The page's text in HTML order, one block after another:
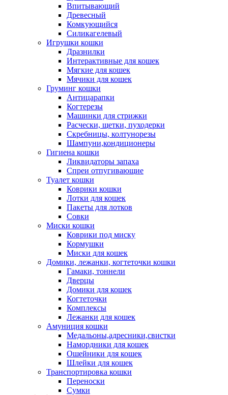
Впитывающий
Древесный
Комкующийся
Силикагелевый
Игрушки кошки
Дразнилки
Интерактивные для кошек
Мягкие для кошек
Мячики для кошек
Груминг кошки
Антицарапки
Когтерезы
Машинки для стрижки
Расчески, щетки, пуходерки
Скребницы, колтунорезы
Шампуни,кондиционеры
Гигиена кошки
Ликвидаторы запаха
Спреи отпугивающие
Туалет кошки
Коврики кошки
Лотки для кошек
Пакеты для лотков
Совки
Миски кошки
Коврики под миску
Кормушки
Миски для кошек
Домики, лежанки, когтеточки кошки
Гамаки, тоннели
Дверцы
Домики для кошек
Когтеточки
Комплексы
Лежанки для кошек
Амуниция кошки
Медальоны,адресники,свистки
Намордники для кошек
Ошейники для кошек
Шлейки для кошек
Транспортировка кошки
Переноски
Сумки